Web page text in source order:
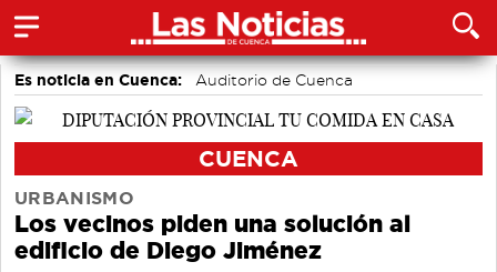
Es noticia en Cuenca: Auditorio de Cuenca
CUENCA
URBANISMO
Los vecinos piden una solución al
edificio de Diego Jiménez